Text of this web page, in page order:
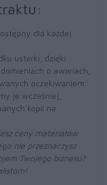
dla każdej
usterki, dzięki
o awariach,
oczekiwaniem
je wcześniej,
kopii na
ceny materiałów
nie przeznaczysz
Twojego biznesu?